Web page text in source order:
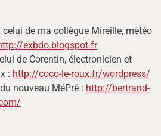
de ma collègue Mireille, météo
exbdo.blogspot.fr
de Corentin, électronicien et
: http://coco-le-roux.fr/wordpress/
nouveau MéPré : http://bertrand-